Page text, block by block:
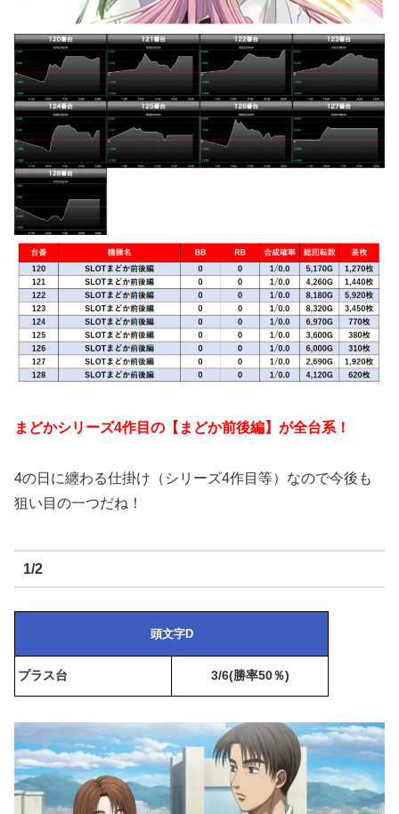
まどかシリーズ4作目の【まどか前後編】が全台系！
4の日に纏わる仕掛け（シリーズ4作目等）なので今後も
狙い目の一つだね！
1/2
頭文字D
プラス台 3/6(勝率50％)